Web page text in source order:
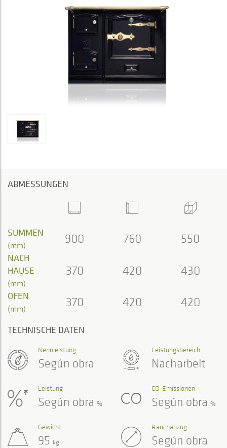
ABMESSUNGEN
SUMMEN
(mm) 900 760 550
NACH
HAUSE
(mm)
370 420 430
OFEN
(mm) 370 420 420
TECHNISCHE DATEN
Leistungsbereich
Nacharbeit
Nennleistung
Según obra
Leistung
Según obra %
CO-Emissionen
Según obra %
Gewicht
95 kg
Rauchabzug
Según obra